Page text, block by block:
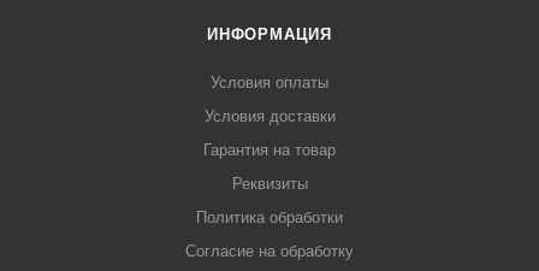
ИНФОРМАЦИЯ
Условия оплаты
Условия доставки
Гарантия на товар
Реквизиты
Политика обработки
Согласие на обработку